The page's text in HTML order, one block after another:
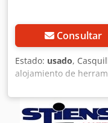
Consultar
Estado: usado,
alojamiento de
alojamiento de
de sujeción. Dodpfx
de sujeción -